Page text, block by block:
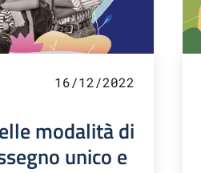
16/12/2022
modalità di
unico e